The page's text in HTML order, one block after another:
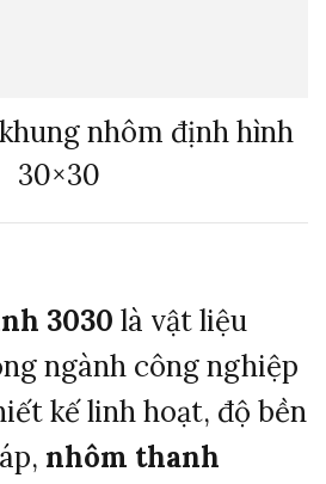
nhôm định hình
30×30
3030 là vật liệu
ngành công nghiệp
kế linh hoạt, độ bền
nhôm thanh